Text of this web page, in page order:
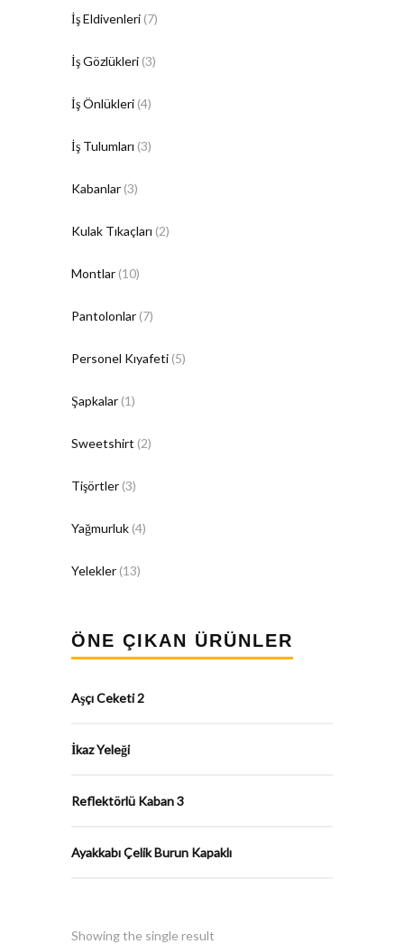
İş Eldivenleri (7)
İş Gözlükleri (3)
İş Önlükleri (4)
İş Tulumları (3)
Kabanlar (3)
Kulak Tıkaçları (2)
Montlar (10)
Pantolonlar (7)
Personel Kıyafeti (5)
Şapkalar (1)
Sweetshirt (2)
Tişörtler (3)
Yağmurluk (4)
Yelekler (13)
ÖNE ÇIKAN ÜRÜNLER
Aşçı Ceketi 2
İkaz Yeleği
Reflektörlü Kaban 3
Ayakkabı Çelik Burun Kapaklı
Showing the single result